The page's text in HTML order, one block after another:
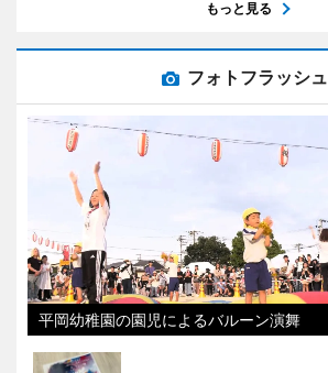
もっと見る
フォトフラッシュ
平岡幼稚園の園児によるバルーン演舞